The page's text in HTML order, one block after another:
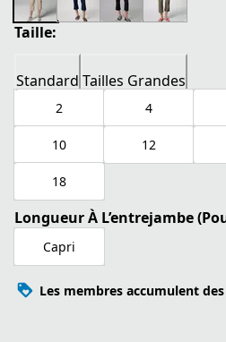
Taille:
Standard Tailles Grandes
2 4
10 12
18
Longueur À L’entrejambe
Capri
Les membres accumulent